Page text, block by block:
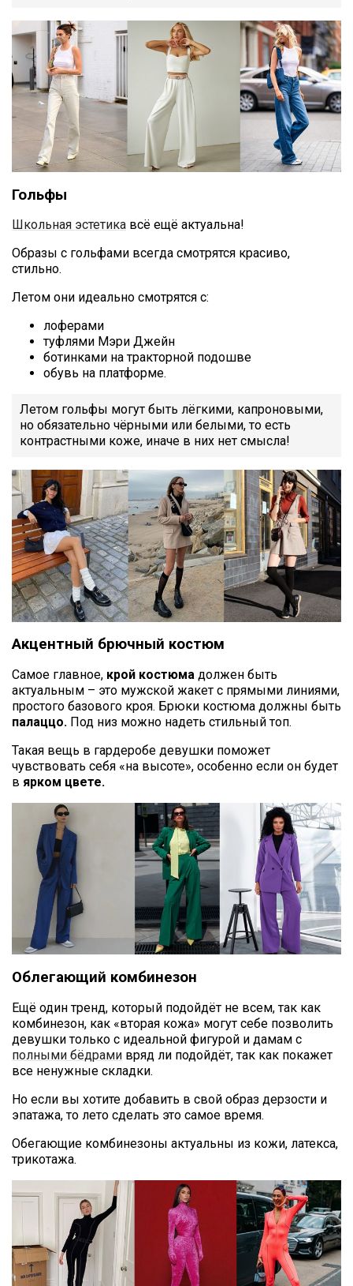
Гольфы
Школьная эстетика всё ещё актуальна!
Образы с гольфами всегда смотрятся красиво,
стильно.
Летом они идеально смотрятся с:
лоферами
туфлями Мэри Джейн
ботинками на тракторной подошве
обувь на платформе.
Летом гольфы могут быть лёгкими, капроновыми,
но обязательно чёрными или белыми, то есть
контрастными коже, иначе в них нет смысла!
Акцентный брючный костюм
Самое главное, крой костюма должен быть
актуальным – это мужской жакет с прямыми линиями,
простого базового кроя. Брюки костюма должны быть
палаццо. Под низ можно надеть стильный топ.
Такая вещь в гардеробе девушки поможет
чувствовать себя «на высоте», особенно если он будет
в ярком цвете.
Облегающий комбинезон
Ещё один тренд, который подойдёт не всем, так как
комбинезон, как «вторая кожа» могут себе позволить
девушки только с идеальной фигурой и дамам с
полными бёдрами вряд ли подойдёт, так как покажет
все ненужные складки.
Но если вы хотите добавить в свой образ дерзости и
эпатажа, то лето сделать это самое время.
Обегающие комбинезоны актуальны из кожи, латекса,
трикотажа.